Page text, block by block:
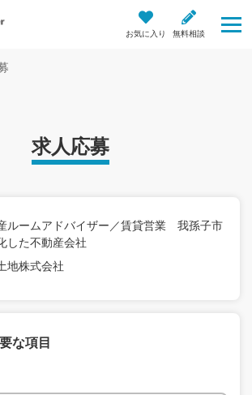
お気に入り 無料相談
求人応募
ルームアドバイザー／賃貸営業 我孫子市
した不動産会社
地株式会社
な項目